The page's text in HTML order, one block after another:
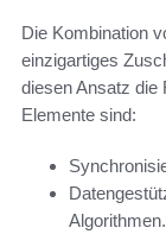
Die Kombination
einzigartiges
diesen Ansatz die
Elemente sind:
Algorithmen.